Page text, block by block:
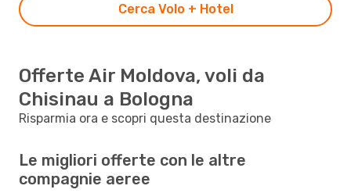
Cerca Volo + Hotel
Offerte Air Moldova, voli da
Chisinau a Bologna
Risparmia ora e scopri questa destinazione
Le migliori offerte con le altre
compagnie aeree